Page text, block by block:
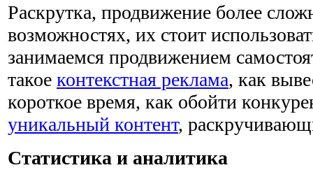
Раскрутка, продвижение более
возможностях, их стоит
занимаемся продвижением
такое контекстная реклама, как
короткое время, как обойти
уникальный контент,
Статистика и аналитика